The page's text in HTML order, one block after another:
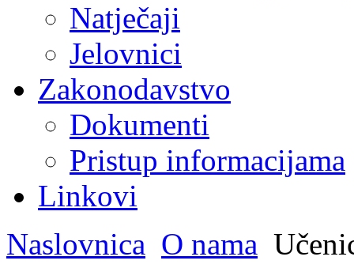
Natječaji
Jelovnici
Zakonodavstvo
Dokumenti
Pristup informacijama
Linkovi
Naslovnica O nama